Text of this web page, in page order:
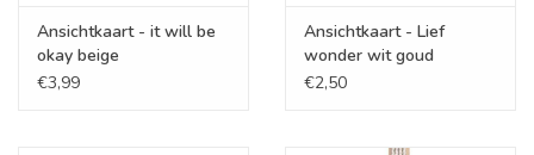
Ansichtkaart - it will be
okay beige
€3,99
Ansichtkaart - Lief
wonder wit goud
€2,50